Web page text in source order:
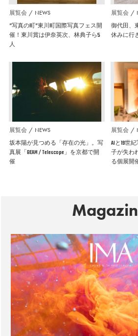
展覧会 NEWS
”写真の町”東川町国際写真フェス開
催！東川賞は伊奈英次、林典子ら5
人
展覧会
御代田、
休みに行
展覧会 NEWS
坂本陽が見つめる「存在の光」。写
真展「BEAM / Telescope」を京都で開
催
展覧会
AIと19世
子が失わ
る個展開